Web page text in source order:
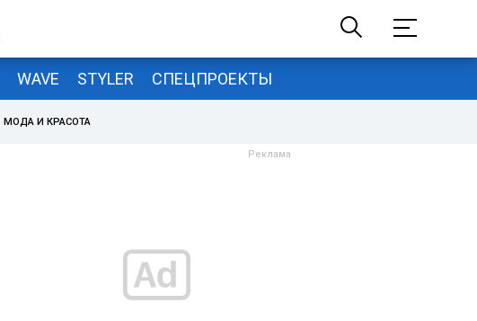
WAVE STYLER СПЕЦПРОЕКТЫ
МОДА И КРАСОТА